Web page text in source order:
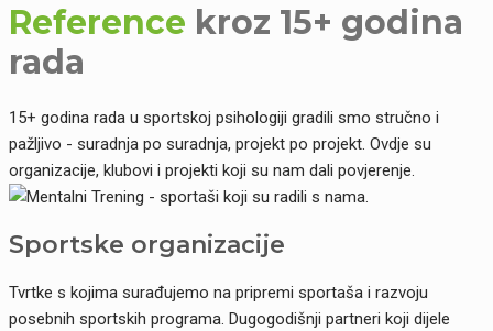
Reference kroz 15+ godina
rada
15+ godina rada u sportskoj psihologiji gradili smo stručno i
pažljivo - suradnja po suradnja, projekt po projekt. Ovdje su
organizacije, klubovi i projekti koji su nam dali povjerenje.
Sportske organizacije
Tvrtke s kojima surađujemo na pripremi sportaša i razvoju
posebnih sportskih programa. Dugogodišnji partneri koji dijele